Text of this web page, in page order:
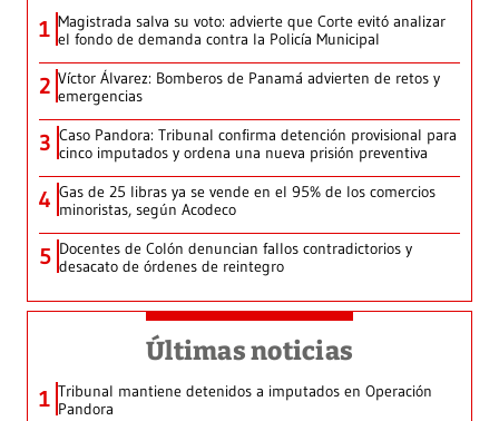
1 Magistrada salva su voto: advierte que Corte evitó analizar
el fondo de demanda contra la Policía Municipal
2 Víctor Álvarez: Bomberos de Panamá advierten de retos y
emergencias
3 Caso Pandora: Tribunal confirma detención provisional para
cinco imputados y ordena una nueva prisión preventiva
4 Gas de 25 libras ya se vende en el 95% de los comercios
minoristas, según Acodeco
5 Docentes de Colón denuncian fallos contradictorios y
desacato de órdenes de reintegro
Últimas noticias
1 Tribunal mantiene detenidos a imputados en Operación
Pandora